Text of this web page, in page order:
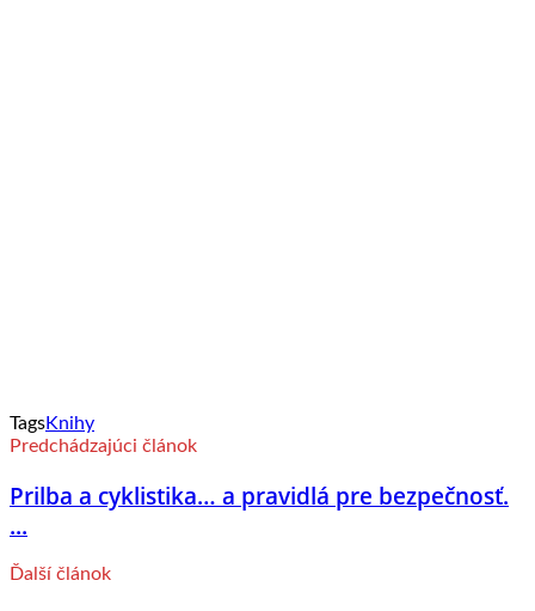
TagsKnihy
Predchádzajúci článok
Prilba a cyklistika… a pravidlá pre bezpečnosť.
...
Ďalší článok